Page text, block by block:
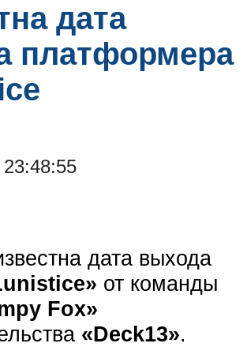
дата
платформера
дата выхода
от команды
Fox»
«Deck13».